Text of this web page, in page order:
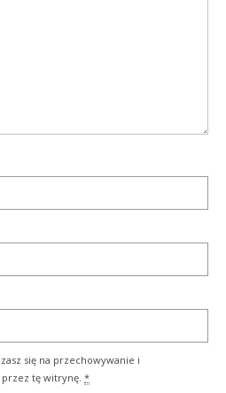
się na przechowywanie i
tę witrynę. *